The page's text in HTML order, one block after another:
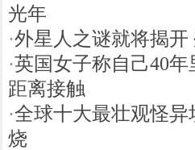
光年
·外星人之谜就将揭
·英国女子称自己40
距离接触
·全球十大最壮观怪
烧